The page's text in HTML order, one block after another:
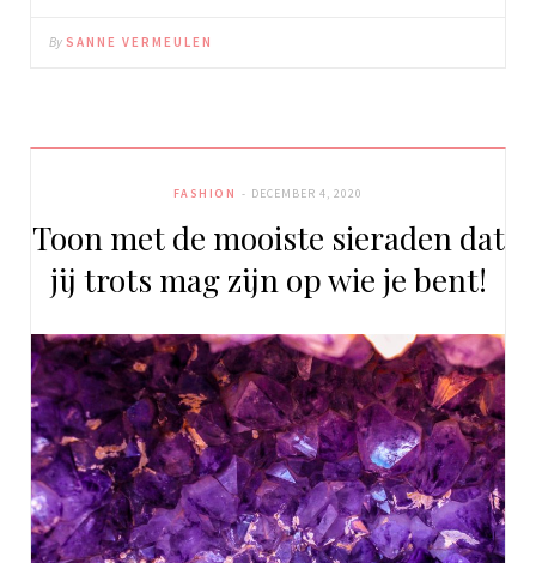
By SANNE VERMEULEN
FASHION DECEMBER 4, 2020
Toon met de mooiste sieraden dat
jij trots mag zijn op wie je bent!